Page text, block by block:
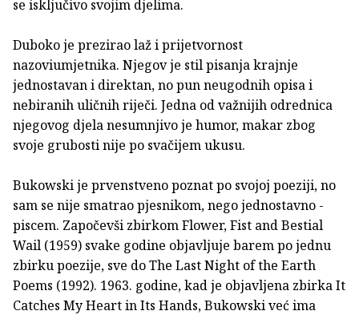
se isključivo svojim djelima.
Duboko je prezirao laž i prijetvornost
nazoviumjetnika. Njegov je stil pisanja krajnje
jednostavan i direktan, no pun neugodnih opisa i
nebiranih uličnih riječi. Jedna od važnijih odrednica
njegovog djela nesumnjivo je humor, makar zbog
svoje grubosti nije po svačijem ukusu.
Bukowski je prvenstveno poznat po svojoj poeziji, no
sam se nije smatrao pjesnikom, nego jednostavno -
piscem. Započevši zbirkom Flower, Fist and Bestial
Wail (1959) svake godine objavljuje barem po jednu
zbirku poezije, sve do The Last Night of the Earth
Poems (1992). 1963. godine, kad je objavljena zbirka It
Catches My Heart in Its Hands, Bukowski već ima